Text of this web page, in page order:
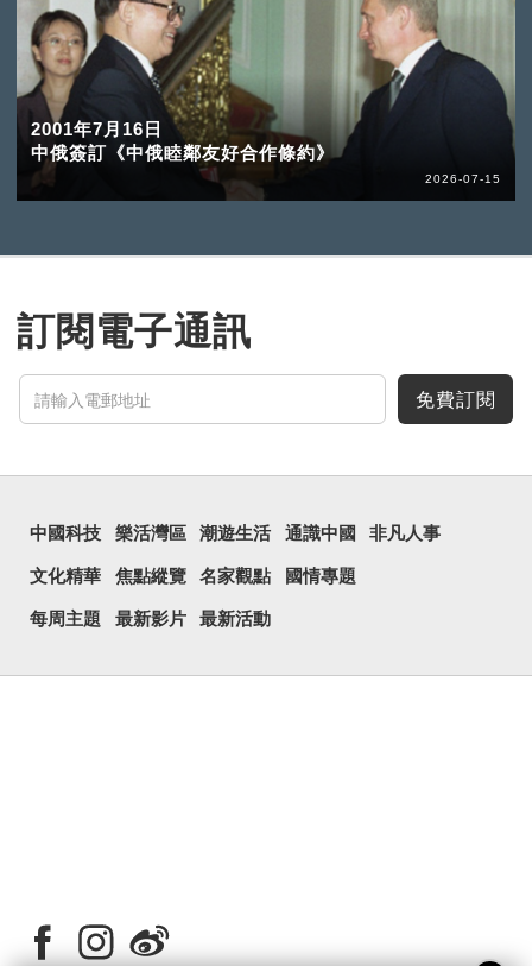
2001年7月16日
中俄簽訂《中俄睦鄰友好合作條約》
2026-07-15
訂閱電子通訊
免費訂閱
中國科技 樂活灣區 潮遊生活 通識中國 非凡人事
文化精華 焦點縱覽 名家觀點 國情專題
每周主題 最新影片 最新活動